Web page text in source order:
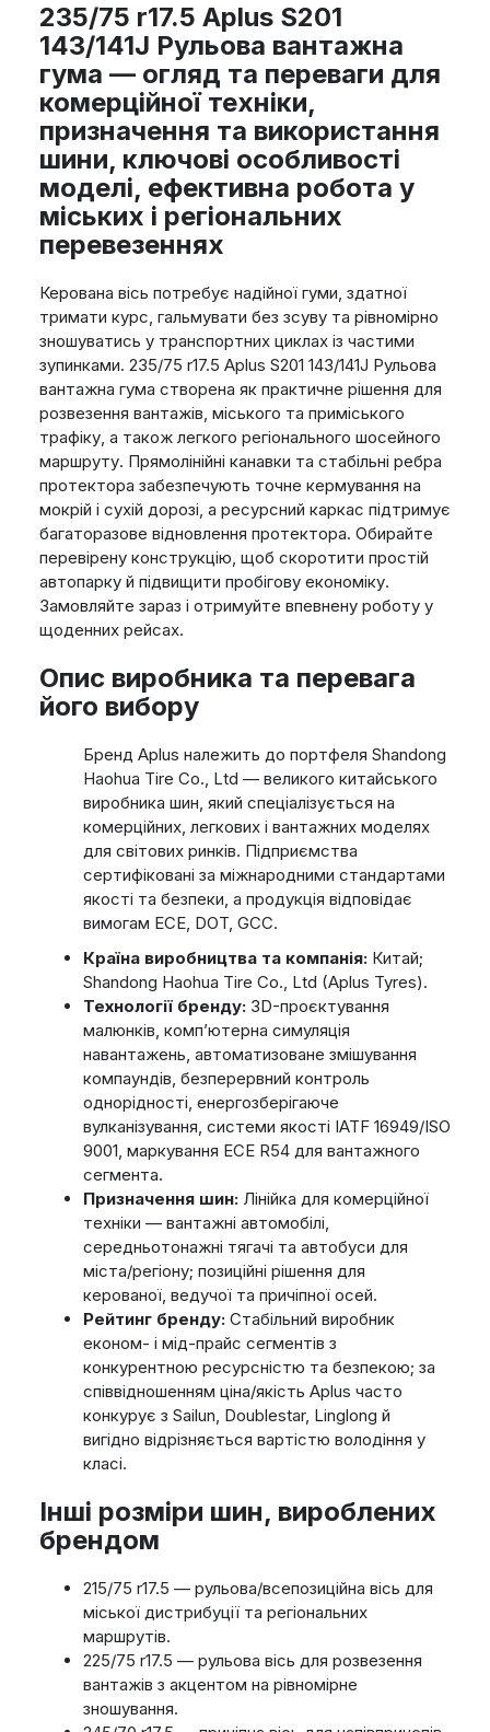
235/75 r17.5 Aplus S201
143/141J Рульова вантажна
гума — огляд та переваги для
комерційної техніки,
призначення та використання
шини, ключові особливості
моделі, ефективна робота у
міських і регіональних
перевезеннях
Керована вісь потребує надійної гуми, здатної
тримати курс, гальмувати без зсуву та рівномірно
зношуватись у транспортних циклах із частими
зупинками. 235/75 r17.5 Aplus S201 143/141J Рульова
вантажна гума створена як практичне рішення для
розвезення вантажів, міського та приміського
трафіку, а також легкого регіонального шосейного
маршруту. Прямолінійні канавки та стабільні ребра
протектора забезпечують точне кермування на
мокрій і сухій дорозі, а ресурсний каркас підтримує
багаторазове відновлення протектора. Обирайте
перевірену конструкцію, щоб скоротити простій
автопарку й підвищити пробігову економіку.
Замовляйте зараз і отримуйте впевнену роботу у
щоденних рейсах.
Опис виробника та перевага
його вибору
Бренд Aplus належить до портфеля Shandong
Haohua Tire Co., Ltd — великого китайського
виробника шин, який спеціалізується на
комерційних, легкових і вантажних моделях
для світових ринків. Підприємства
сертифіковані за міжнародними стандартами
якості та безпеки, а продукція відповідає
вимогам ECE, DOT, GCC.
Країна виробництва та компанія:Китай;
Shandong Haohua Tire Co., Ltd (Aplus Tyres).
Технології бренду:3D-проєктування
малюнків, комп’ютерна симуляція
навантажень, автоматизоване змішування
компаундів, безперервний контроль
однорідності, енергозберігаюче
вулканізування, системи якості IATF 16949/ISO
9001, маркування ECE R54 для вантажного
сегмента.
Призначення шин:Лінійка для комерційної
техніки — вантажні автомобілі,
середньотонажні тягачі та автобуси для
міста/регіону; позиційні рішення для
керованої, ведучої та причіпної осей.
Рейтинг бренду:Стабільний виробник
економ- і мід-прайс сегментів з
конкурентною ресурсністю та безпекою; за
співвідношенням ціна/якість Aplus часто
конкурує з Sailun, Doublestar, Linglong й
вигідно відрізняється вартістю володіння у
класі.
Інші розміри шин, вироблених
брендом
215/75 r17.5 — рульова/всепозиційна вісь для
міської дистрибуції та регіональних
маршрутів.
225/75 r17.5 — рульова вісь для розвезення
вантажів з акцентом на рівномірне
зношування.